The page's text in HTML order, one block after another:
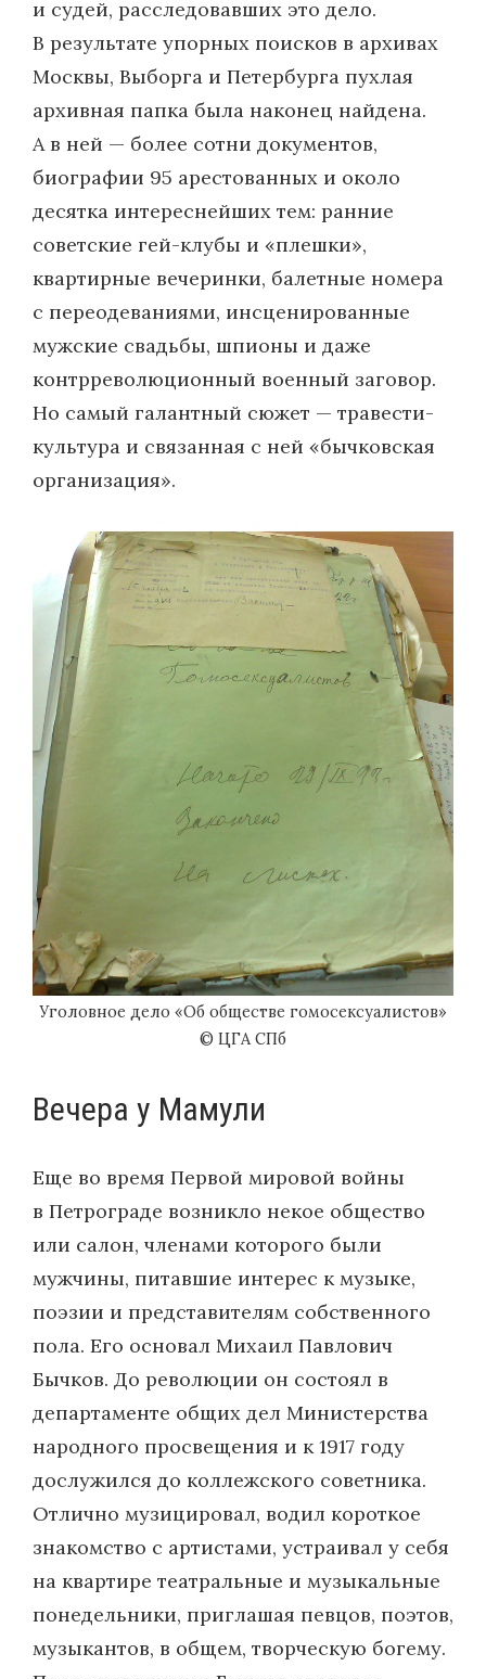
и судей, расследовавших это дело.
В результате упорных поисков в архивах
Москвы, Выборга и Петербурга пухлая
архивная папка была наконец найдена.
А в ней — более сотни документов,
биографии 95 арестованных и около
десятка интереснейших тем: ранние
советские гей-клубы и «плешки»,
квартирные вечеринки, балетные номера
с переодеваниями, инсценированные
мужские свадьбы, шпионы и даже
контрреволюционный военный заговор.
Но самый галантный сюжет — травести-
культура и связанная с ней «бычковская
организация».
Уголовное дело «Об обществе гомосексуалистов»
© ЦГА СПб
Вечера у Мамули
Еще во время Первой мировой войны
в Петрограде возникло некое общество
или салон, членами которого были
мужчины, питавшие интерес к музыке,
поэзии и представителям собственного
пола. Его основал Михаил Павлович
Бычков. До революции он состоял в
департаменте общих дел Министерства
народного просвещения и к 1917 году
дослужился до коллежского советника.
Отлично музицировал, водил короткое
знакомство с артистами, устраивал у себя
на квартире театральные и музыкальные
понедельники, приглашая певцов, поэтов,
музыкантов, в общем, творческую богему.